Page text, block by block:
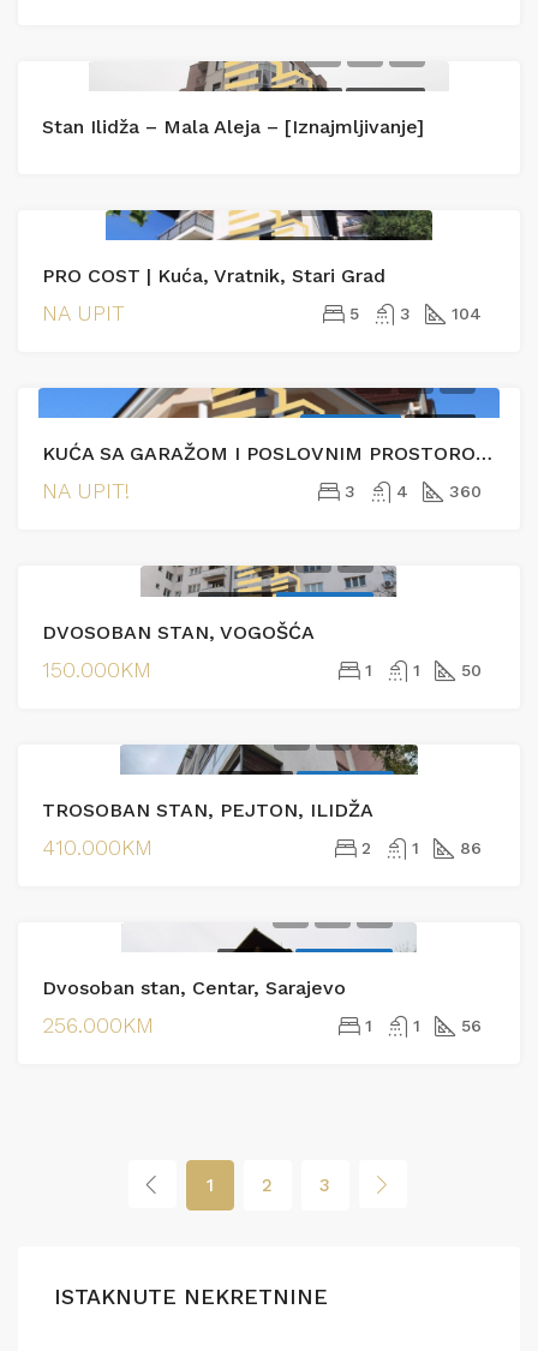
Stan Ilidža – Mala Aleja – [Iznajmljivanje]
PRO COST | Kuća, Vratnik, Stari Grad
NA UPIT 5 3 104
KUĆA SA GARAŽOM I POSLOVNIM PROSTOROM- AZIĆI
NA UPIT! 3 4 360
DVOSOBAN STAN, VOGOŠĆA
150.000KM 1 1 50
TROSOBAN STAN, PEJTON, ILIDŽA
410.000KM 2 1 86
Dvosoban stan, Centar, Sarajevo
256.000KM 1 1 56
1 2 3
ISTAKNUTE NEKRETNINE